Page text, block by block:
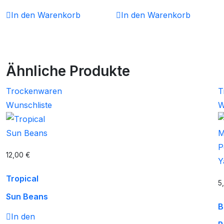
In den Warenkorb
In den Warenkorb
Ähnliche Produkte
Trockenwaren
Wunschliste
12,00 €
Tropical
Sun Beans
In den